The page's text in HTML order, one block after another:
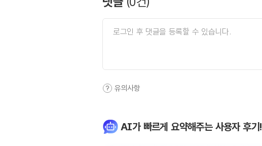
유의사항
AI가 빠르게 요약해주는 사용자 후기!